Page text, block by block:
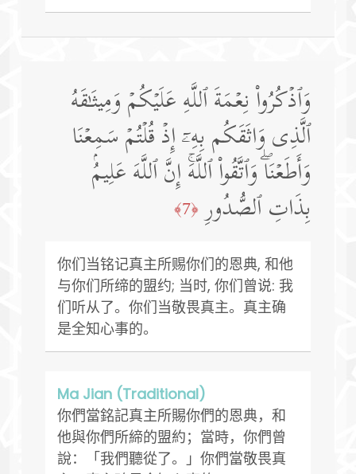
وَٱذۡكُرُوا۟ نِعۡمَةَ ٱللَّهِ عَلَیۡكُمۡ وَمِیثَـٰقَهُ
ٱلَّذِی وَاثَقَكُم بِهِۦۤ إِذۡ قُلۡتُمۡ سَمِعۡنَا
وَأَطَعۡنَاۖ وَٱتَّقُوا۟ ٱللَّهَۚ إِنَّ ٱللَّهَ عَلِیمُۢ
بِذَاتِ ٱلصُّدُورِ ﴿7﴾
你们当铭记真主所赐你们的恩典, 和他
与你们所缔的盟约; 当时, 你们曾说: 我
们听从了。你们当敬畏真主。真主确
是全知心事的。
Ma Jian (Traditional)
你們當銘記真主所賜你們的恩典，和
他與你們所締的盟約；當時，你們曾
說：「我們聽從了。」你們當敬畏真